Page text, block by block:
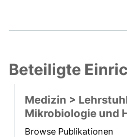
Beteiligte
Medizin >
Mikrobiologie und
Browse Publikationen